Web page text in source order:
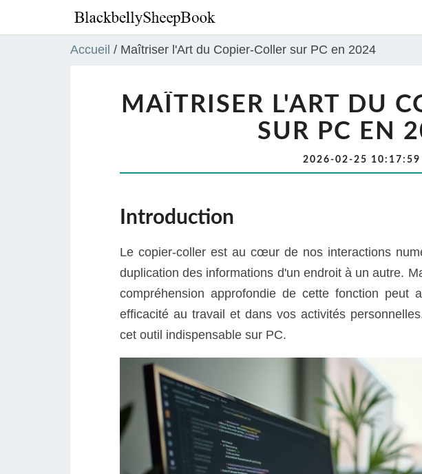
Accueil / Maîtriser l'Art du Copier-Coller sur PC en 2024
MAÎTRISER L'ART DU
SUR PC EN
2026-02-25 10:17:59
Introduction
Le copier-coller est au cœur de nos interactions
duplication des informations d'un endroit à un autre.
compréhension approfondie de cette fonction peut
efficacité au travail et dans vos activités
cet outil indispensable sur PC.